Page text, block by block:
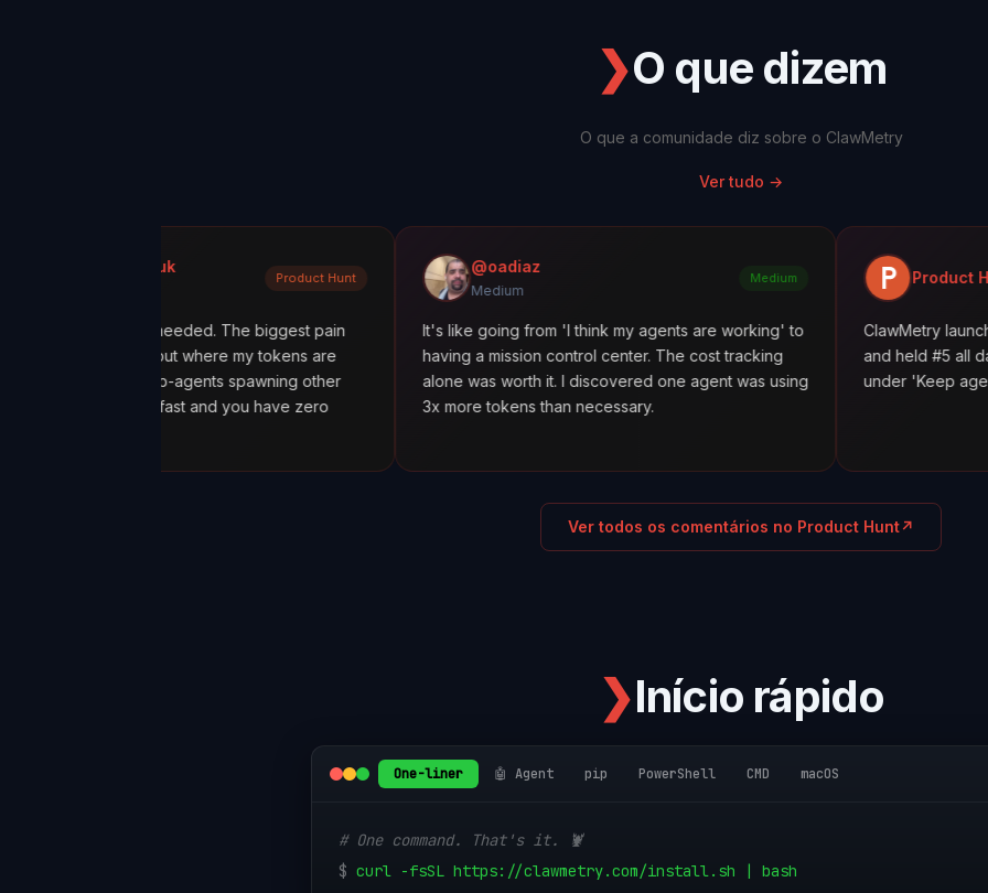
❯O que dizem
O que a comunidade diz sobre o ClawMetry
Ver tudo →
Product Hunt
what I needed. The biggest pain
out where my tokens are
with sub-agents spawning other
spiral fast and you have zero
@oadiaz
Medium
It's like going from 'I think my agents are working' to
having a mission control center. The cost tracking
alone was worth it. I discovered one agent was using
3x more tokens than necessary.
Product Hunt
ClawMetry launched
and held #5 all day. Featured
under 'Keep agents in line.'
Ver todos os comentários no Product Hunt↗
❯Início rápido
One-liner 🤖 Agent pip PowerShell CMD macOS
# One command. That's it. 🦞
$ curl -fsSL https://clawmetry.com/install.sh | bash